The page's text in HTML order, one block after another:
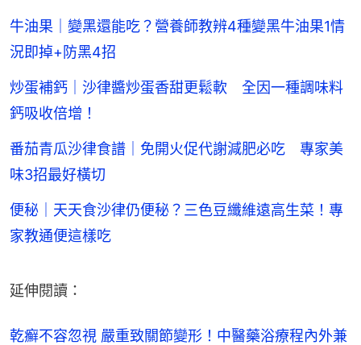
牛油果｜變黑還能吃？營養師教辨4種變黑牛油果1情
況即掉+防黑4招
炒蛋補鈣｜沙律醬炒蛋香甜更鬆軟 全因一種調味料
鈣吸收倍增！
番茄青瓜沙律食譜｜免開火促代謝減肥必吃 專家美
味3招最好橫切
便秘｜天天食沙律仍便秘？三色豆纖維遠高生菜！專
家教通便這樣吃
延伸閱讀：
乾癬不容忽視 嚴重致關節變形！中醫藥浴療程內外兼